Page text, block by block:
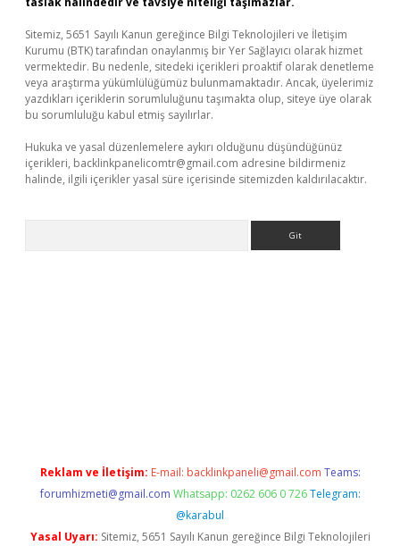
Sitemiz, 5651 Sayılı Kanun gereğince Bilgi Teknolojileri ve İletişim
Kurumu (BTK) tarafından onaylanmış bir Yer Sağlayıcı olarak hizmet
vermektedir. Bu nedenle, sitedeki içerikleri proaktif olarak denetleme
veya araştırma yükümlülüğümüz bulunmamaktadır. Ancak, üyelerimiz
yazdıkları içeriklerin sorumluluğunu taşımakta olup, siteye üye olarak
bu sorumluluğu kabul etmiş sayılırlar.
Hukuka ve yasal düzenlemelere aykırı olduğunu düşündüğünüz
içerikleri, backlinkpanelicomtr@gmail.com adresine bildirmeniz
halinde, ilgili içerikler yasal süre içerisinde sitemizden kaldırılacaktır.
Reklam ve İletişim: E-mail: backlinkpaneli@gmail.com Teams:
forumhizmeti@gmail.com Whatsapp: 0262 606 0 726 Telegram:
@karabul
Yasal Uyarı: Sitemiz, 5651 Sayılı Kanun gereğince Bilgi Teknolojileri